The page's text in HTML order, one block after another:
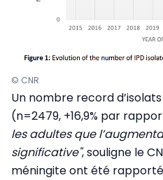
© CNR
Un nombre record
(n=2479, +16,9% par
les adultes que
significative", souligne le
méningite ont été